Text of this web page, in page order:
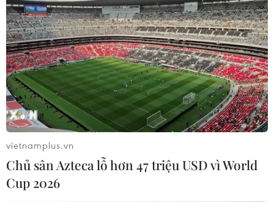
vietnamplus.vn
Chủ sân Azteca lỗ hơn 47 triệu USD vì World
Cup 2026